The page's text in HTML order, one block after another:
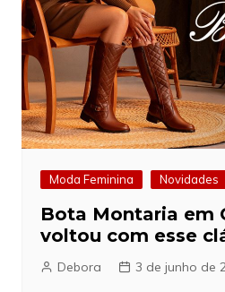
Moda Feminina Novidades
Bota Montaria em
voltou com esse
Debora 3 de junho de